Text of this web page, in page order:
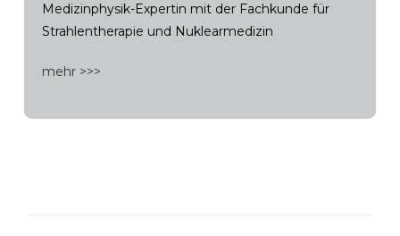
Medizinphysik-Expertin mit der Fachkunde für
Strahlentherapie und Nuklearmedizin
mehr >>>